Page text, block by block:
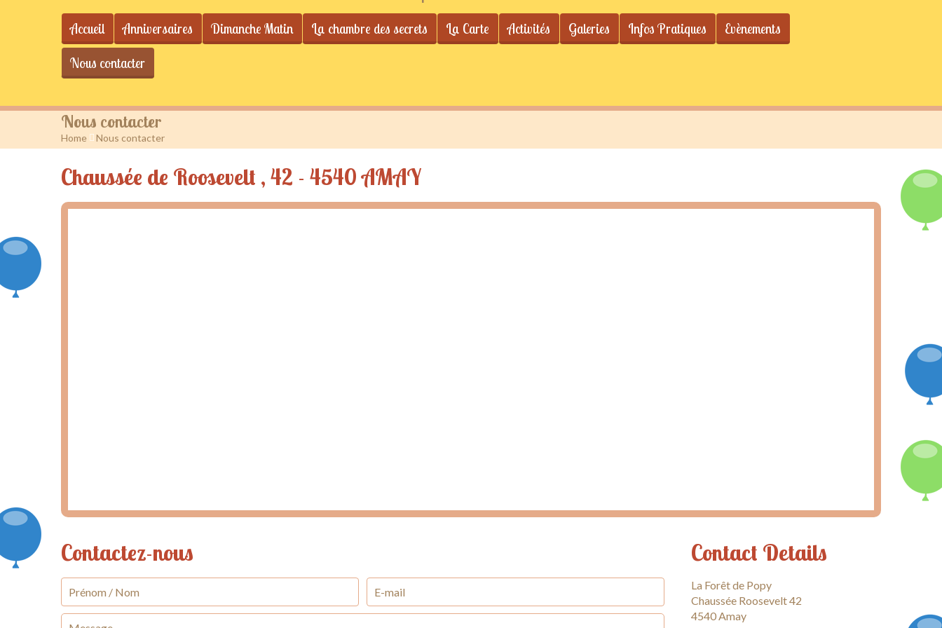
Accueil Anniversaires Dimanche Matin La chambre des secrets La Carte Activités Galeries Infos Pratiques Evènements
Nous contacter
Nous contacter
Home >Nous contacter
Chaussée de Roosevelt , 42 - 4540 AMAY
Contactez-nous Contact Details
La Forêt de Popy
Chaussée Roosevelt 42
4540 Amay